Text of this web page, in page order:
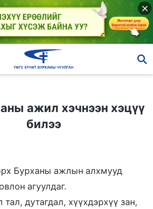
хэчнээн хэцүү билээ
ажил хэчнээн хэцүү
билээ
Бурханы ажлын алхмууд
агуулдаг.
тал, дутагдал, хүүхдэрхүү зан,